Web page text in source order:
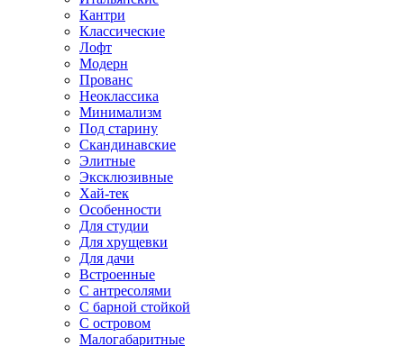
Кантри
Классические
Лофт
Модерн
Прованс
Неоклассика
Минимализм
Под старину
Скандинавские
Элитные
Эксклюзивные
Хай-тек
Особенности
Для студии
Для хрущевки
Для дачи
Встроенные
С антресолями
С барной стойкой
С островом
Малогабаритные